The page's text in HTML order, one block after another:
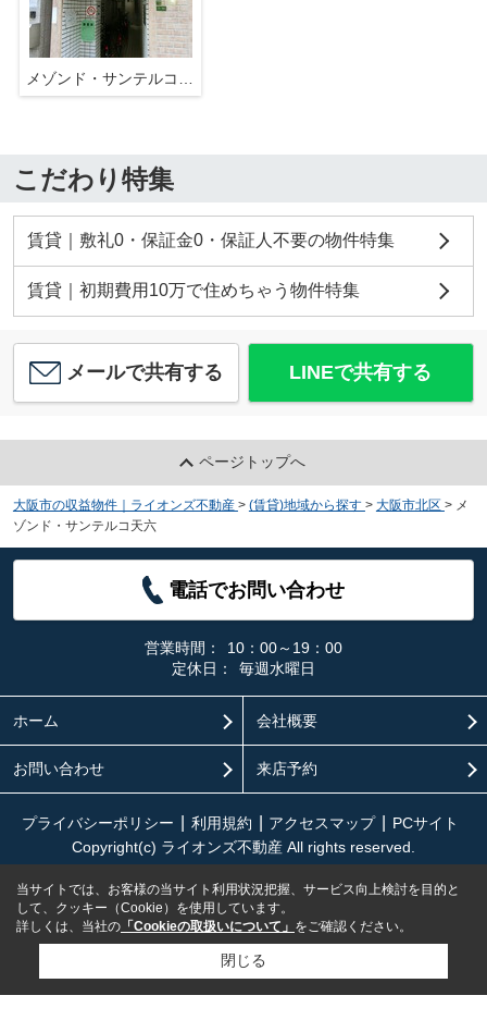
メゾンド・サンテルコ天六
こだわり特集
賃貸｜敷礼0・保証金0・保証人不要の物件特集
賃貸｜初期費用10万で住めちゃう物件特集
メールで共有する LINEで共有する
ページトップへ
大阪市の収益物件｜ライオンズ不動産 > (賃貸)地域から探す > 大阪市北区 > メ
ゾンド・サンテルコ天六
電話でお問い合わせ
営業時間：
10：00～19：00
定休日：
毎週水曜日
ホーム 会社概要
お問い合わせ 来店予約
プライバシーポリシー 利用規約 アクセスマップ
PCサイト
Copyright(c) ライオンズ不動産 All rights reserved.
当サイトでは、お客様の当サイト利用状況把握、サービス向上検討を目的と
して、クッキー（Cookie）を使用しています。
詳しくは、当社の 「Cookieの取扱いについて」 をご確認ください。
閉じる